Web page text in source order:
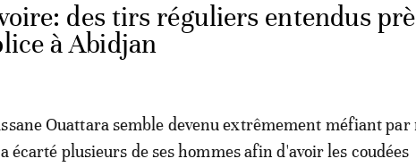
des tirs réguliers entendus
à Abidjan
Ouattara semble devenu extrêmement méfiant
écarté plusieurs de ses hommes afin d'avoir les coudées